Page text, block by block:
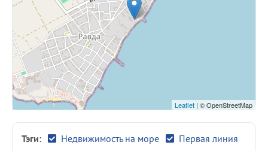
Leaflet | © OpenStreetMap
Тэги: Недвижимость на море Первая линия